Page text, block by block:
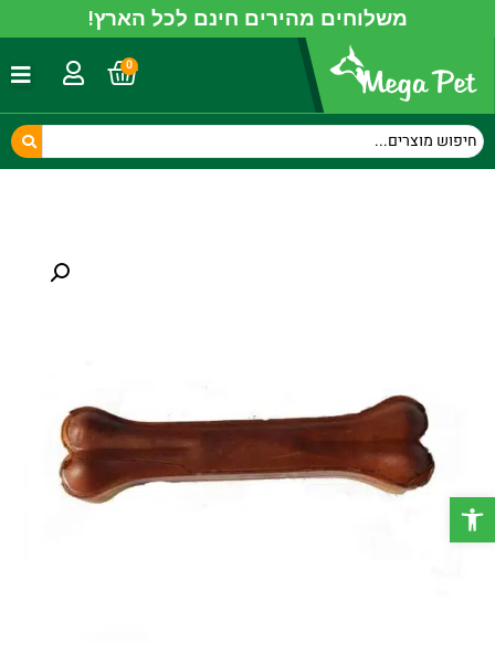
פתח סרגל נגישות
משלוחים מהירים חינם לכל הארץ!
0